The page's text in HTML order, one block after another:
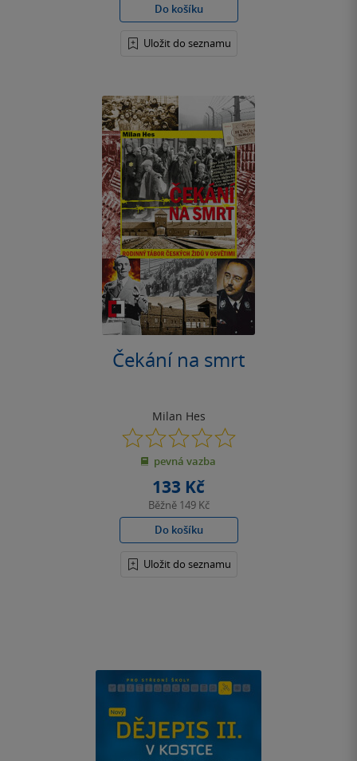
Do košíku
Uložit do seznamu
Čekání na smrt
Milan Hes
0.0
z
5
pevná vazba
133 Kč
Běžně 149 Kč
Do košíku
Uložit do seznamu